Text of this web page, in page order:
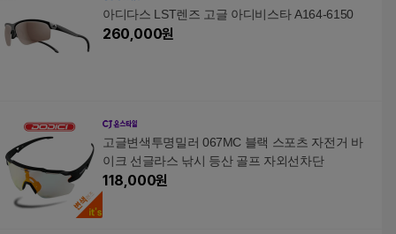
아디다스 LST렌즈 고글 아디비스타 A164-6150
260,000원
고글변색투명밀러 067MC 블랙 스포츠 자전거 바
이크 선글라스 낚시 등산 골프 자외선차단
118,000원